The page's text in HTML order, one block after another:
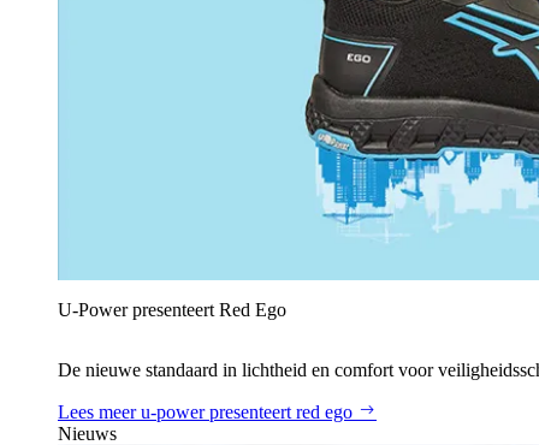
U‑Power presenteert Red Ego
De nieuwe standaard in lichtheid en comfort voor
Lees meeru‑power presenteert red ego
Nieuws